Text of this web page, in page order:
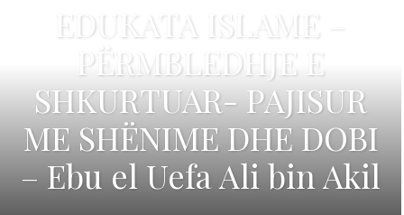
EDUKATA ISLAME –
PËRMBLEDHJE E
SHKURTUAR- PAJISUR
ME SHËNIME DHE DOBI
– Ebu el Uefa Ali bin Akil